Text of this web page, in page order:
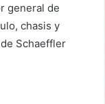
general de
chasis y
Schaeffler